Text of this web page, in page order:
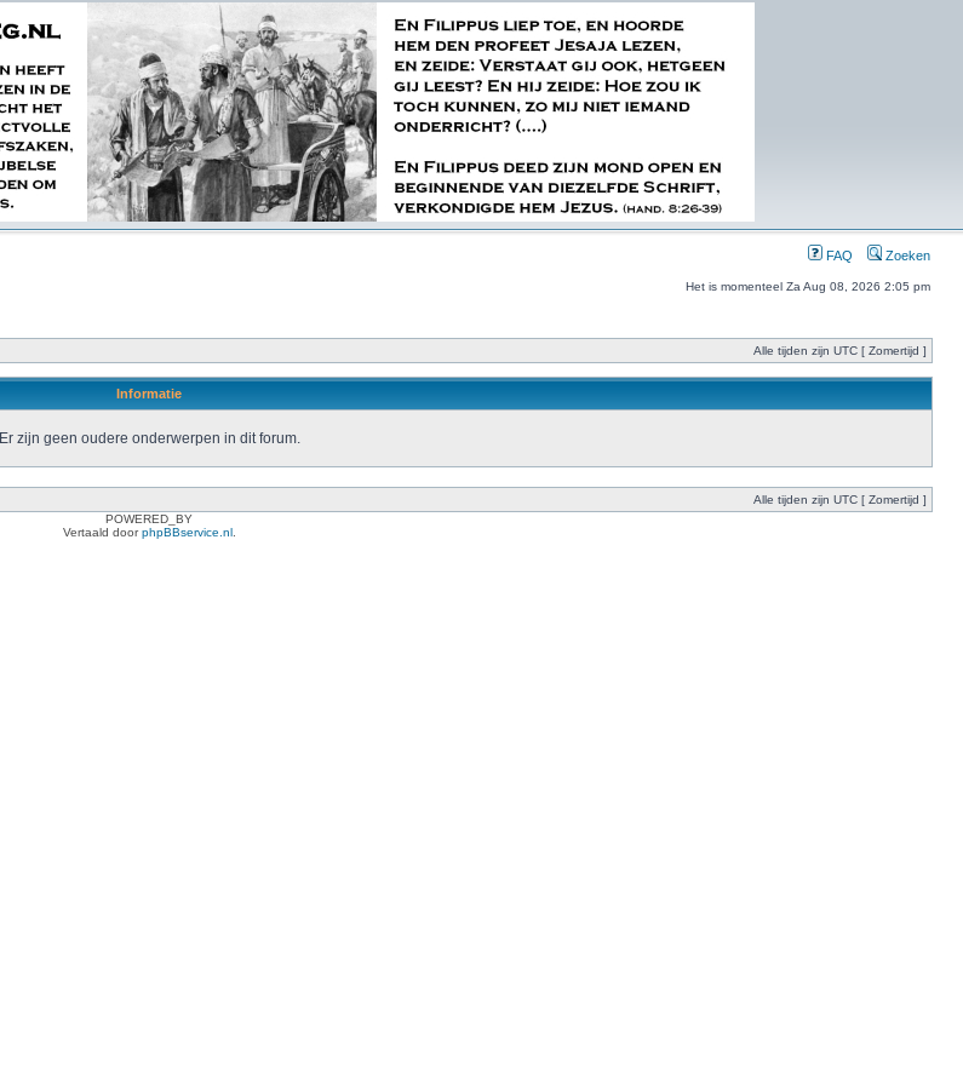
FAQ Zoeken
Het is momenteel Za Aug 08, 2026 2:05 pm
Alle tijden zijn UTC [ Zomertijd ]
Informatie
Er zijn geen oudere onderwerpen in dit forum.
Alle tijden zijn UTC [ Zomertijd ]
POWERED_BY
Vertaald doorphpBBservice.nl.